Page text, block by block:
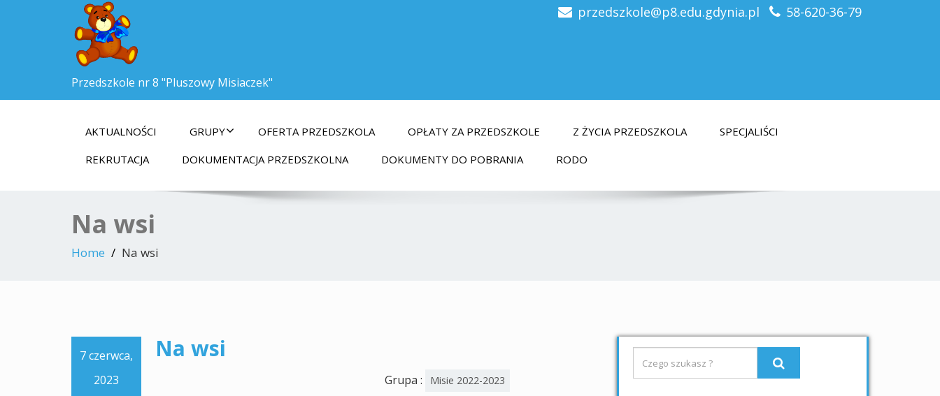
Przedszkole nr 8 "Pluszowy Misiaczek"
przedszkole@p8.edu.gdynia.pl 58-620-36-79
AKTUALNOŚCI GRUPY OFERTA PRZEDSZKOLA OPŁATY ZA PRZEDSZKOLE Z ŻYCIA PRZEDSZKOLA
SPECJALIŚCI
REKRUTACJA
DOKUMENTACJA PRZEDSZKOLNA DOKUMENTY DO POBRANIA RODO
Na wsi
Home Na wsi
7 czerwca,
2023
Na wsi
Grupa : Misie 2022-2023